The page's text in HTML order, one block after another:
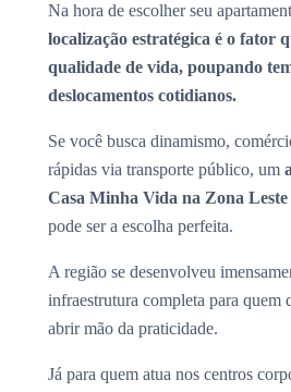
Na hora de escolher seu
localização estratégica é o fator
qualidade de vida, poupando
deslocamentos cotidianos.
Se você busca dinamismo,
rápidas via transporte público, um
Casa Minha Vida na Zona Leste
pode ser a escolha perfeita.
A região se desenvolveu
infraestrutura completa para quem
abrir mão da praticidade.
Já para quem atua nos centros